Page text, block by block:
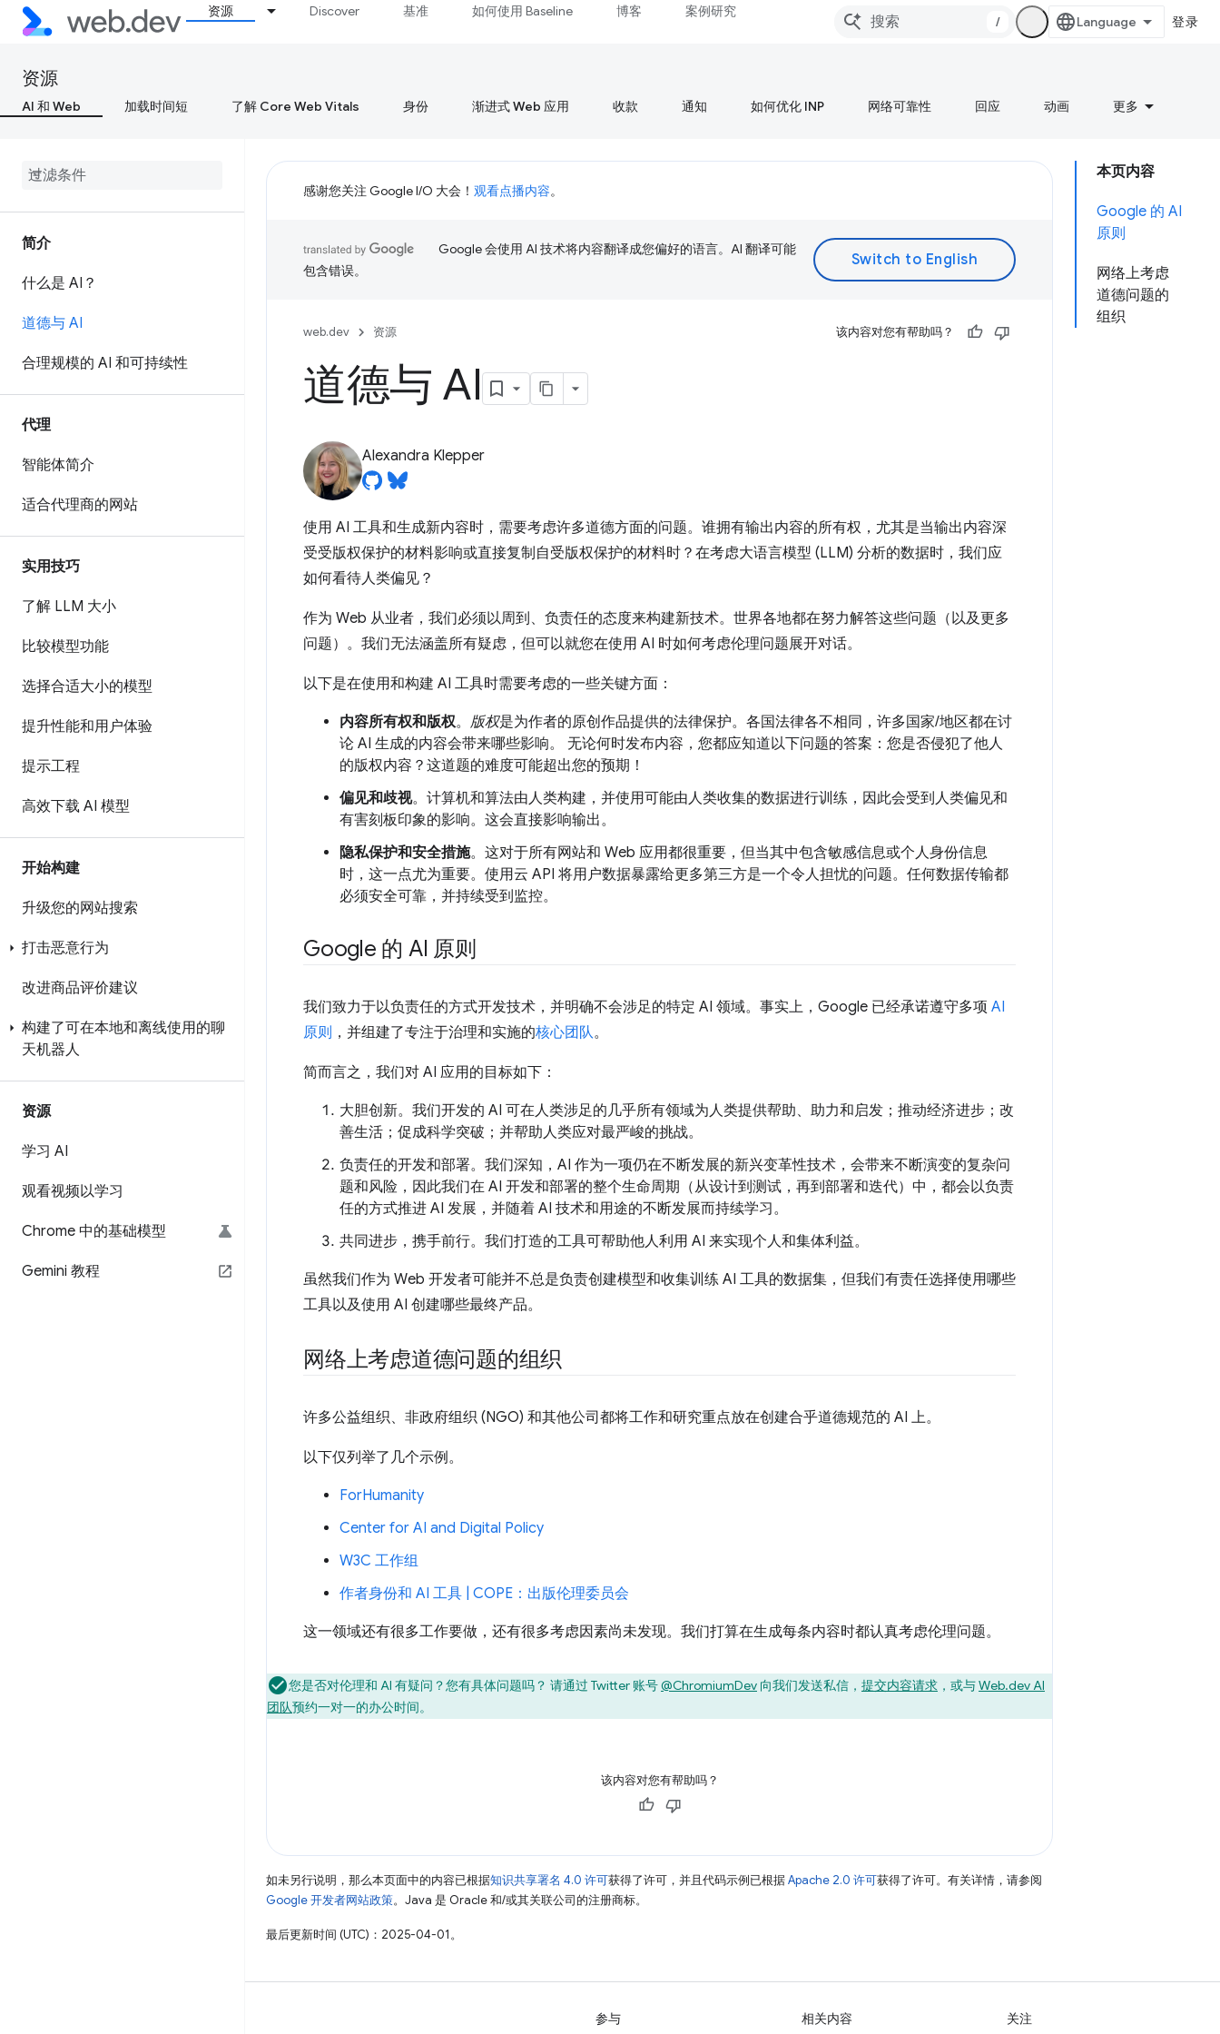
资源 Discover 基准 如何使用 Baseline 博客 案例研究
/ 登录
资源
AI 和 Web 加载时间短 了解 Core Web Vitals 身份 渐进式 Web 应用 收款 通知 如何优化 INP 网络可靠性 回应 动画 更多
简介
什么是 AI？
道德与 AI
合理规模的 AI 和可持续性
代理
智能体简介
适合代理商的网站
实用技巧
了解 LLM 大小
比较模型功能
选择合适大小的模型
提升性能和用户体验
提示工程
高效下载 AI 模型
开始构建
升级您的网站搜索
打击恶意行为
改进商品评价建议
构建了可在本地和离线使用的聊
天机器人
资源
学习 AI
观看视频以学习
Chrome 中的基础模型
Gemini 教程
本页内容
Google 的 AI
原则
网络上考虑
道德问题的
组织
感谢您关注 Google I/O 大会！ 观看点播内容。
Google 会使用 AI 技术将内容翻译成您偏好的语言。AI 翻译可能
包含错误。
web.dev 资源 该内容对您有帮助吗？
道德与 AI
Alexandra Klepper
使用 AI 工具和生成新内容时，需要考虑许多道德方面的问题。谁拥有输出内容的所有权，尤其是当输出内容深
受受版权保护的材料影响或直接复制自受版权保护的材料时？在考虑大语言模型 (LLM) 分析的数据时，我们应
如何看待人类偏见？
作为 Web 从业者，我们必须以周到、负责任的态度来构建新技术。世界各地都在努力解答这些问题（以及更多
问题）。我们无法涵盖所有疑虑，但可以就您在使用 AI 时如何考虑伦理问题展开对话。
以下是在使用和构建 AI 工具时需要考虑的一些关键方面：
内容所有权和版权。 版权是为作者的原创作品提供的法律保护。各国法律各不相同，许多国家/地区都在讨
论 AI 生成的内容会带来哪些影响。 无论何时发布内容，您都应知道以下问题的答案：您是否侵犯了他人
的版权内容？这道题的难度可能超出您的预期！
偏见和歧视。计算机和算法由人类构建，并使用可能由人类收集的数据进行训练，因此会受到人类偏见和
有害刻板印象的影响。这会直接影响输出。
隐私保护和安全措施。这对于所有网站和 Web 应用都很重要，但当其中包含敏感信息或个人身份信息
时，这一点尤为重要。使用云 API 将用户数据暴露给更多第三方是一个令人担忧的问题。任何数据传输都
必须安全可靠，并持续受到监控。
Google 的 AI 原则
我们致力于以负责任的方式开发技术，并明确不会涉足的特定 AI 领域。事实上，Google 已经承诺遵守多项 AI
原则 ，并组建了专注于治理和实施的核心团队。
简而言之，我们对 AI 应用的目标如下：
大胆创新。我们开发的 AI 可在人类涉足的几乎所有领域为人类提供帮助、助力和启发；推动经济进步；改
善生活；促成科学突破；并帮助人类应对最严峻的挑战。
负责任的开发和部署。我们深知，AI 作为一项仍在不断发展的新兴变革性技术，会带来不断演变的复杂问
题和风险，因此我们在 AI 开发和部署的整个生命周期（从设计到测试，再到部署和迭代）中，都会以负责
任的方式推进 AI 发展，并随着 AI 技术和用途的不断发展而持续学习。
共同进步，携手前行。我们打造的工具可帮助他人利用 AI 来实现个人和集体利益。
虽然我们作为 Web 开发者可能并不总是负责创建模型和收集训练 AI 工具的数据集，但我们有责任选择使用哪些
工具以及使用 AI 创建哪些最终产品。
网络上考虑道德问题的组织
许多公益组织、非政府组织 (NGO) 和其他公司都将工作和研究重点放在创建合乎道德规范的 AI 上。
以下仅列举了几个示例。
ForHumanity
Center for AI and Digital Policy
W3C 工作组
作者身份和 AI 工具 | COPE：出版伦理委员会
这一领域还有很多工作要做，还有很多考虑因素尚未发现。我们打算在生成每条内容时都认真考虑伦理问题。
您是否对伦理和 AI 有疑问？您有具体问题吗？ 请通过 Twitter 账号@ChromiumDev 向我们发送私信， 提交内容请求 ，或与Web.dev AI
团队预约一对一的办公时间。
该内容对您有帮助吗？
如未另行说明，那么本页面中的内容已根据知识共享署名 4.0 许可获得了许可，并且代码示例已根据Apache 2.0 许可获得了许可。有关详情，请参阅
Google 开发者网站政策。Java 是 Oracle 和/或其关联公司的注册商标。
最后更新时间 (UTC)：2025-04-01。
参与 相关内容 关注